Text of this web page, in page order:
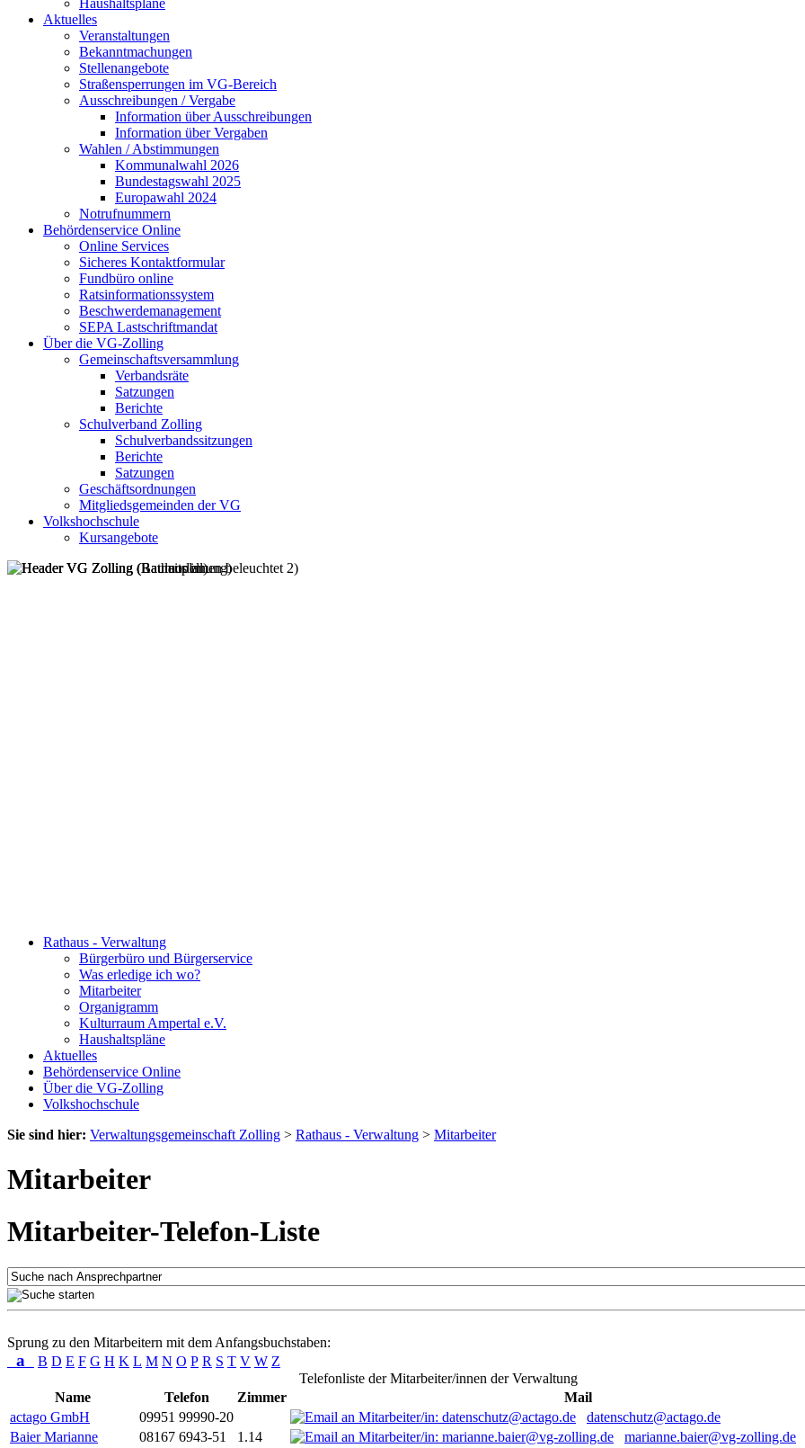
Haushaltspläne
Aktuelles
Veranstaltungen
Bekanntmachungen
Stellenangebote
Straßensperrungen im VG-Bereich
Ausschreibungen / Vergabe
Information über Ausschreibungen
Information über Vergaben
Wahlen / Abstimmungen
Kommunalwahl 2026
Bundestagswahl 2025
Europawahl 2024
Notrufnummern
Behördenservice Online
Online Services
Sicheres Kontaktformular
Fundbüro online
Ratsinformationssystem
Beschwerdemanagement
SEPA Lastschriftmandat
Über die VG-Zolling
Gemeinschaftsversammlung
Verbandsräte
Satzungen
Berichte
Schulverband Zolling
Schulverbandssitzungen
Berichte
Satzungen
Geschäftsordnungen
Mitgliedsgemeinden der VG
Volkshochschule
Kursangebote
Rathaus - Verwaltung
Bürgerbüro und Bürgerservice
Was erledige ich wo?
Mitarbeiter
Organigramm
Kulturraum Ampertal e.V.
Haushaltspläne
Aktuelles
Behördenservice Online
Über die VG-Zolling
Volkshochschule
Sie sind hier: Verwaltungsgemeinschaft Zolling > Rathaus - Verwaltung > Mitarbeiter
Mitarbeiter
Mitarbeiter-Telefon-Liste
Sprung zu den Mitarbeitern mit dem Anfangsbuchstaben:
a B D E F G H K L M N O P R S T V W Z
Telefonliste der Mitarbeiter/innen der Verwaltung
Name
Telefon Zimmer
Mail
actago GmbH
09951 99990-20
datenschutz@actago.de
Baier Marianne
08167 6943-51 1.14
marianne.baier@vg-zolling.de